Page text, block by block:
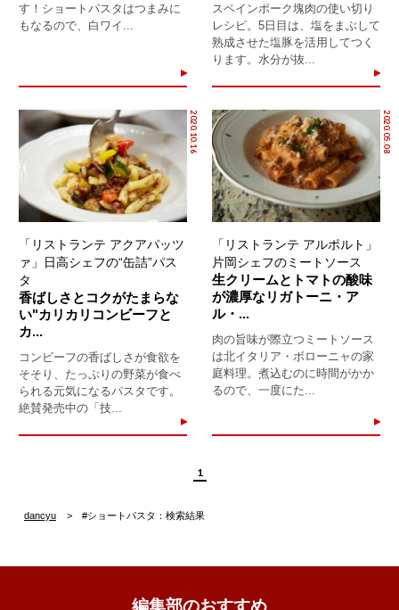
す！ショートパスタはつまみに
もなるので、白ワイ...
スペインポーク塊肉の使い切り
レシピ。5日目は、塩をまぶして
熟成させた塩豚を活用してつく
ります。水分が抜...
2020.10.16
「リストランテ アクアパッツ
ァ」日高シェフの“缶詰”パス
タ
香ばしさとコクがたまらな
い"カリカリコンビーフと
カ...
コンビーフの香ばしさが食欲を
そそり、たっぷりの野菜が食べ
られる元気になるパスタです。
絶賛発売中の「技...
2020.05.08
「リストランテ アルポルト」
片岡シェフのミートソース
生クリームとトマトの酸味
が濃厚なリガトーニ・ア
ル・...
肉の旨味が際立つミートソース
は北イタリア・ボローニャの家
庭料理。煮込むのに時間がかか
るので、一度にた...
1
dancyu #ショートパスタ：検索結果
編集部のおすすめ